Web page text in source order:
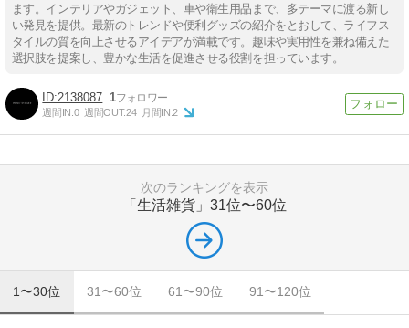
ます。インテリアやガジェット、車や衛生用品まで、多テーマに渡る新し
い発見を提供。最新のトレンドや便利グッズの紹介をとおして、ライフス
タイルの質を向上させるアイデアが満載です。趣味や実用性を兼ね備えた
選択肢を提案し、豊かな生活を促進させる役割を担っています。
2138087 1
週間IN:0 週間OUT:24 月間IN:2
次のランキングを表示
「生活雑貨」 31位〜60位
1〜30位 31〜60位 61〜90位 91〜120位